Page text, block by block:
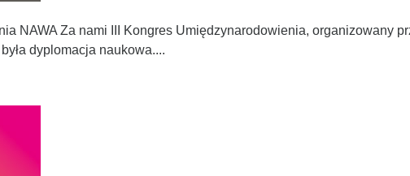
NAWA Za nami III Kongres Umiędzynarodowienia, organizowany
dyplomacja naukowa....